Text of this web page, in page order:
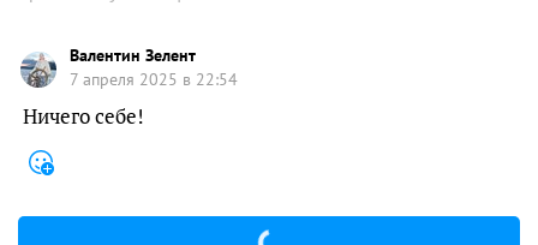
Валентин Зелент
7 апреля 2025 в 22:54
Ничего себе!